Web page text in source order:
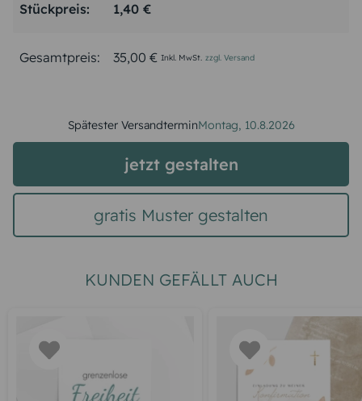
Stückpreis: 1,40 €
Gesamtpreis: 35,00 € Inkl. MwSt. zzgl. Versand
Spätester VersandterminMontag, 10.8.2026
jetzt gestalten
gratis Muster gestalten
KUNDEN GEFÄLLT AUCH